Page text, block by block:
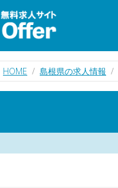
HOME 島根県の求人情報